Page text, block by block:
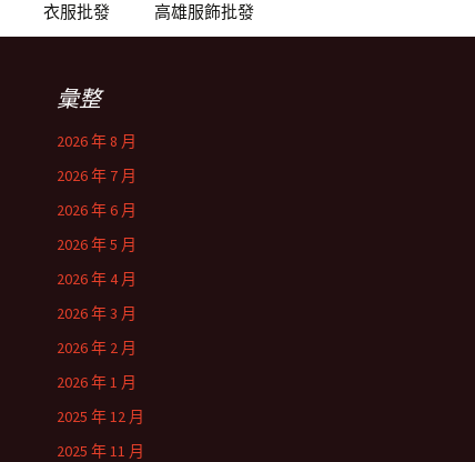
衣服批發 高雄服飾批發
彙整
2026 年 8 月
2026 年 7 月
2026 年 6 月
2026 年 5 月
2026 年 4 月
2026 年 3 月
2026 年 2 月
2026 年 1 月
2025 年 12 月
2025 年 11 月